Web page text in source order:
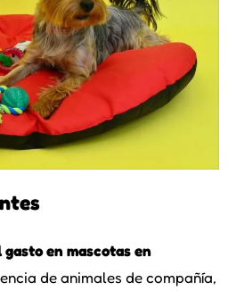
en mascotas en
de animales de compañía,